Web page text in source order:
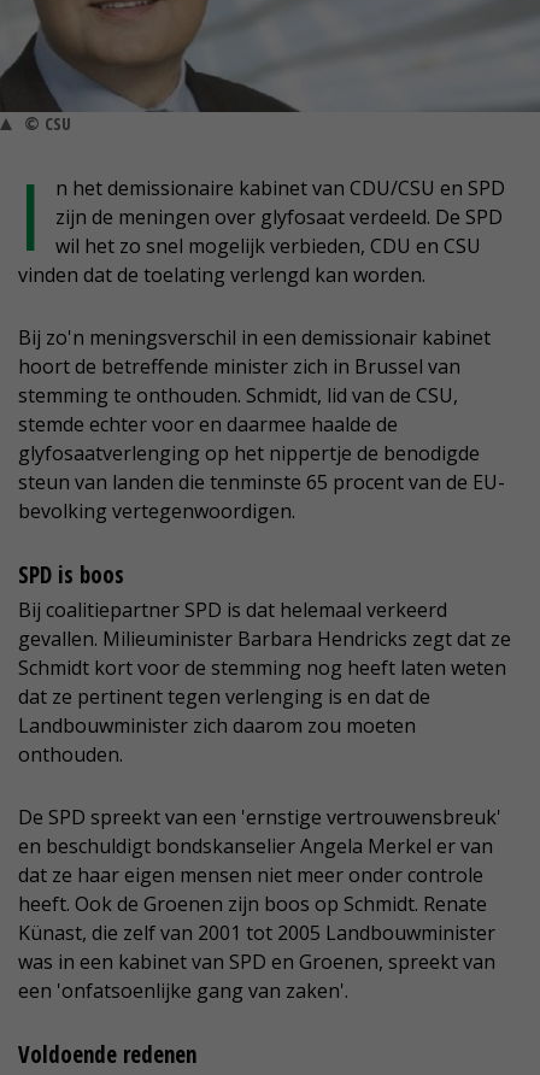
© CSU
I
n het demissionaire kabinet van CDU/CSU en SPD
zijn de meningen over glyfosaat verdeeld. De SPD
wil het zo snel mogelijk verbieden, CDU en CSU
vinden dat de toelating verlengd kan worden.
Bij zo'n meningsverschil in een demissionair kabinet
hoort de betreffende minister zich in Brussel van
stemming te onthouden. Schmidt, lid van de CSU,
stemde echter voor en daarmee haalde de
glyfosaatverlenging op het nippertje de benodigde
steun van landen die tenminste 65 procent van de EU-
bevolking vertegenwoordigen.
SPD is boos
Bij coalitiepartner SPD is dat helemaal verkeerd
gevallen. Milieuminister Barbara Hendricks zegt dat ze
Schmidt kort voor de stemming nog heeft laten weten
dat ze pertinent tegen verlenging is en dat de
Landbouwminister zich daarom zou moeten
onthouden.
De SPD spreekt van een 'ernstige vertrouwensbreuk'
en beschuldigt bondskanselier Angela Merkel er van
dat ze haar eigen mensen niet meer onder controle
heeft. Ook de Groenen zijn boos op Schmidt. Renate
Künast, die zelf van 2001 tot 2005 Landbouwminister
was in een kabinet van SPD en Groenen, spreekt van
een 'onfatsoenlijke gang van zaken'.
Voldoende redenen